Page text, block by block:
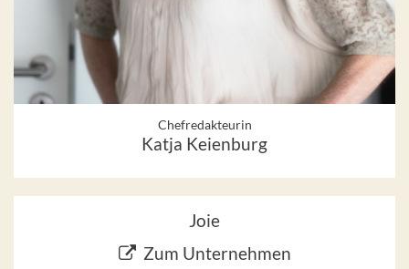
Chefredakteurin
Katja Keienburg
Joie
Zum Unternehmen